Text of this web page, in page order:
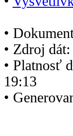
•
• Zdroj
• Platnosť
19:13
•